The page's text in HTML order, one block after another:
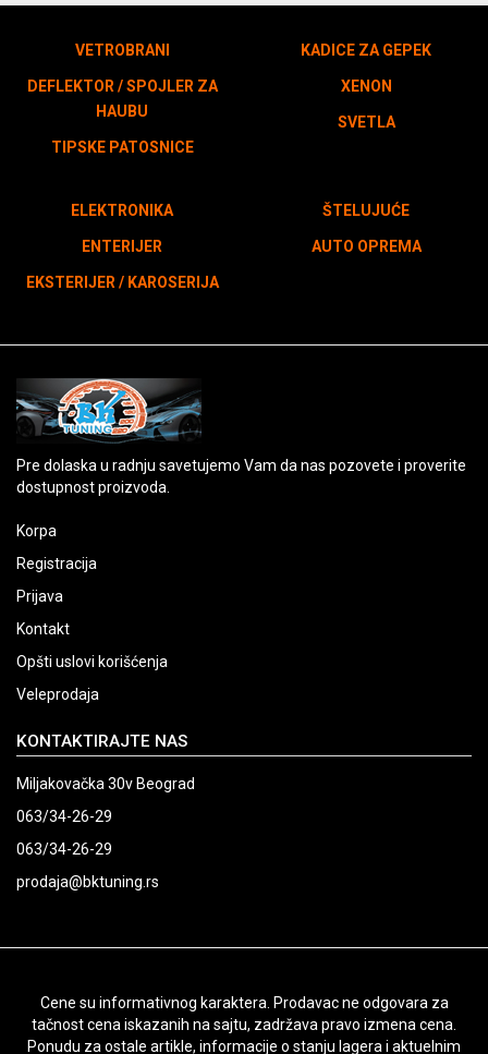
VETROBRANI
DEFLEKTOR / SPOJLER ZA
HAUBU
TIPSKE PATOSNICE
KADICE ZA GEPEK
XENON
SVETLA
ELEKTRONIKA
ENTERIJER
EKSTERIJER / KAROSERIJA
ŠTELUJUĆE
AUTO OPREMA
Pre dolaska u radnju savetujemo Vam da nas pozovete i proverite
dostupnost proizvoda.
Korpa
Registracija
Prijava
Kontakt
Opšti uslovi korišćenja
Veleprodaja
KONTAKTIRAJTE NAS
Miljakovačka 30v Beograd
063/34-26-29
063/34-26-29
prodaja@bktuning.rs
Cene su informativnog karaktera. Prodavac ne odgovara za
tačnost cena iskazanih na sajtu, zadržava pravo izmena cena.
Ponudu za ostale artikle, informacije o stanju lagera i aktuelnim